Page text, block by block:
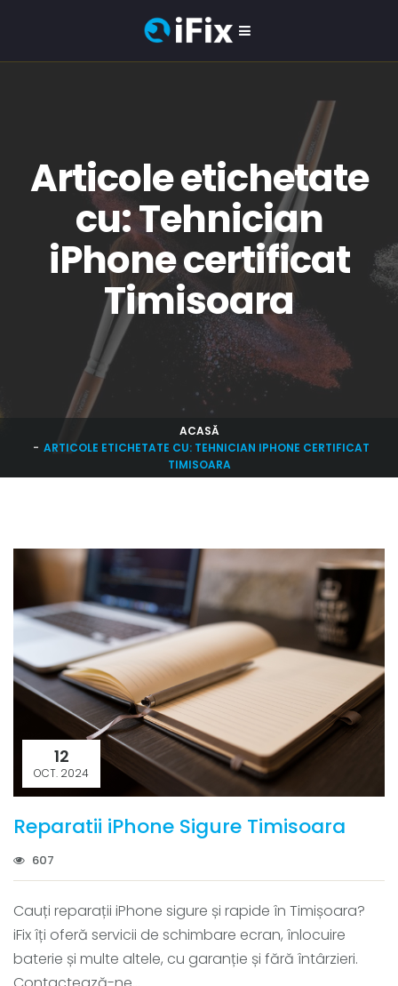
Articole etichetate
cu: Tehnician
iPhone certificat
Timisoara
ACASĂ
ARTICOLE ETICHETATE CU: TEHNICIAN IPHONE CERTIFICAT
TIMISOARA
12
OCT. 2024
Reparatii iPhone Sigure Timisoara
607
Cauți reparații iPhone sigure și rapide în Timișoara?
iFix îți oferă servicii de schimbare ecran, înlocuire
baterie și multe altele, cu garanție și fără întârzieri.